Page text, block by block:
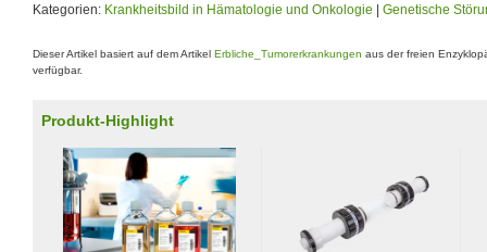
Kategorien: Krankheitsbild in Hämatologie und Onkologie Genetische
Dieser Artikel basiert auf dem Artikel Erbliche_Tumorerkrankungen aus der freien
verfügbar.
Produkt-Highlight